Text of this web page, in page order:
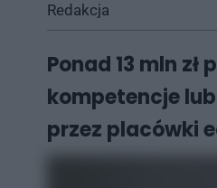
Redakcja
Ponad 13 mln
kompetencje
przez placówki